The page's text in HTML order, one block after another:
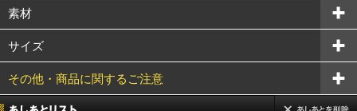
素材
サイズ
その他・商品に関するご注意